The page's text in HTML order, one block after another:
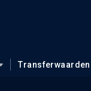
Transferwaarden